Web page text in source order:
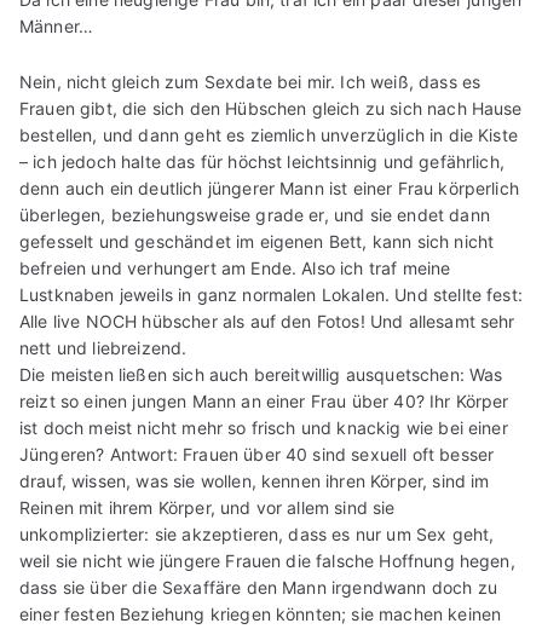
Männer…
Nein, nicht gleich zum Sexdate bei mir. Ich weiß, dass es
Frauen gibt, die sich den Hübschen gleich zu sich nach Hause
bestellen, und dann geht es ziemlich unverzüglich in die Kiste
– ich jedoch halte das für höchst leichtsinnig und gefährlich,
denn auch ein deutlich jüngerer Mann ist einer Frau körperlich
überlegen, beziehungsweise grade er, und sie endet dann
gefesselt und geschändet im eigenen Bett, kann sich nicht
befreien und verhungert am Ende. Also ich traf meine
Lustknaben jeweils in ganz normalen Lokalen. Und stellte fest:
Alle live NOCH hübscher als auf den Fotos! Und allesamt sehr
nett und liebreizend.
Die meisten ließen sich auch bereitwillig ausquetschen: Was
reizt so einen jungen Mann an einer Frau über 40? Ihr Körper
ist doch meist nicht mehr so frisch und knackig wie bei einer
Jüngeren? Antwort: Frauen über 40 sind sexuell oft besser
drauf, wissen, was sie wollen, kennen ihren Körper, sind im
Reinen mit ihrem Körper, und vor allem sind sie
unkomplizierter: sie akzeptieren, dass es nur um Sex geht,
weil sie nicht wie jüngere Frauen die falsche Hoffnung hegen,
dass sie über die Sexaffäre den Mann irgendwann doch zu
einer festen Beziehung kriegen könnten; sie machen keinen